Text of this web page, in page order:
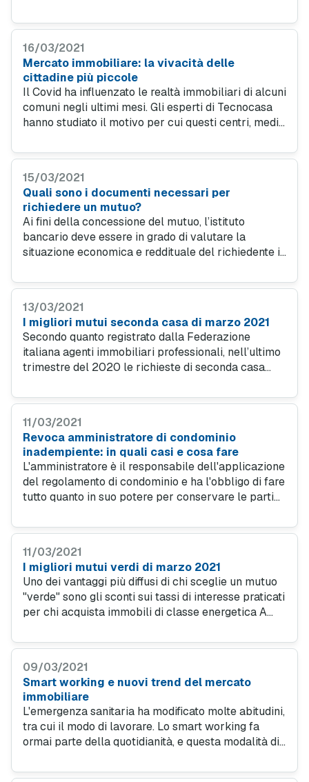
Fondo di Garanzia mutui prima casa.
16/03/2021
Mercato immobiliare: la vivacità delle
cittadine più piccole
Il Covid ha influenzato le realtà immobiliari di alcuni
comuni negli ultimi mesi. Gli esperti di Tecnocasa
hanno studiato il motivo per cui questi centri, medio
residenti, spesso a scapito delle metropoli.
15/03/2021
Quali sono i documenti necessari per
richiedere un mutuo?
Ai fini della concessione del mutuo, l’istituto
bancario deve essere in grado di valutare la
situazione economica e reddituale del richiedente in
l’analisi di alcuni documenti.
13/03/2021
I migliori mutui seconda casa di marzo 2021
Secondo quanto registrato dalla Federazione
italiana agenti immobiliari professionali, nell’ultimo
trimestre del 2020 le richieste di seconda casa
mutuo, ha potuto usufruire di condizioni eccellenti.
11/03/2021
Revoca amministratore di condominio
inadempiente: in quali casi e cosa fare
L'amministratore è il responsabile dell'applicazione
del regolamento di condominio e ha l'obbligo di fare
tutto quanto in suo potere per conservare le parti
nomina e revoca per gravi irregolarità.
11/03/2021
I migliori mutui verdi di marzo 2021
Uno dei vantaggi più diffusi di chi sceglie un mutuo
"verde" sono gli sconti sui tassi di interesse praticati
per chi acquista immobili di classe energetica A
mercato secondo la classifica di MutuiOnline.it.
09/03/2021
Smart working e nuovi trend del mercato
immobiliare
L'emergenza sanitaria ha modificato molte abitudini,
tra cui il modo di lavorare. Lo smart working fa
ormai parte della quotidianità, e questa modalità di
immobili nei luoghi di vacanza.